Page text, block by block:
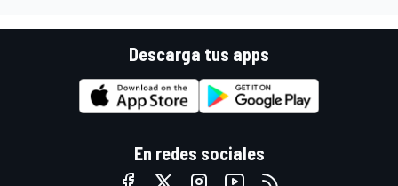
Descarga tus apps
En redes sociales